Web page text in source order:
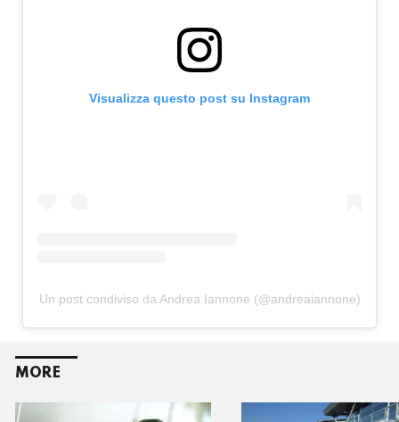
Visualizza questo post su Instagram
Un post condiviso da Andrea Iannone (@andreaiannone)
MORE